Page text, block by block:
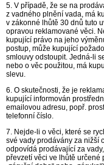
5. V případě, že se na
z vadného plnění vada, má
v zákonné lhůtě 30 dnů tuto
opravou reklamované věci.
kupující právo na jeho
postup, může kupující
smlouvy odstoupit. Jedná-li
nebo o věc použitou, má
slevu.
6. O skutečnosti, že je
kupující informován
emailovou adresu, popř.
telefonní číslo.
7. Nejde-li o věci, které se
své vady prodávány za nižší
odpovídá prodávající za
převzetí věci ve lhůtě